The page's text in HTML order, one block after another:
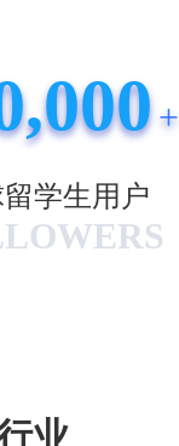
+
学生用户
业